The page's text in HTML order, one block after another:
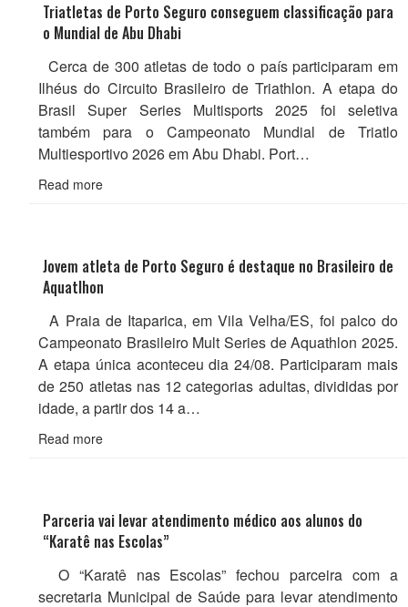
Triatletas de Porto Seguro conseguem classificação para
o Mundial de Abu Dhabi
Cerca de 300 atletas de todo o país participaram em
Ilhéus do Circuito Brasileiro de Triathlon. A etapa do
Brasil Super Series Multisports 2025 foi seletiva
também para o Campeonato Mundial de Triatlo
Multiesportivo 2026 em Abu Dhabi. Port…
Read more
Jovem atleta de Porto Seguro é destaque no Brasileiro de
Aquatlhon
A Praia de Itaparica, em Vila Velha/ES, foi palco do
Campeonato Brasileiro Mult Series de Aquathlon 2025.
A etapa única aconteceu dia 24/08. Participaram mais
de 250 atletas nas 12 categorias adultas, divididas por
idade, a partir dos 14 a…
Read more
Parceria vai levar atendimento médico aos alunos do
“Karatê nas Escolas”
O “Karatê nas Escolas” fechou parceira com a
secretaria Municipal de Saúde para levar atendimento